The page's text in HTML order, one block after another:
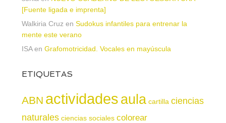
[Fuente ligada e imprenta]
Walkiria Cruz en Sudokus infantiles para entrenar la
mente este verano
ISAen Grafomotricidad. Vocales en mayúscula
ETIQUETAS
ABN actividadesaula cartilla ciencias
naturales ciencias sociales colorear